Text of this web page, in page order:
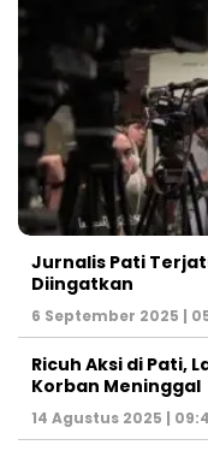
Jurnalis Pati
Diingatkan
6 September 2025 |
Ricuh Aksi di Pati,
Korban Meninggal
14 Agustus 2025 |